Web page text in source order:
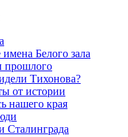
Белого зала
прошлого
Тихонова?
от истории
нашего края
Сталинграда